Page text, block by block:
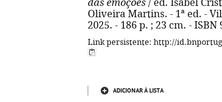
das emoções / ed. Isabel
Oliveira Martins. - 1ª ed. -
2025. - 186 p. ; 23 cm. - ISBN
Link persistente: http://
ADICIONAR À LISTA